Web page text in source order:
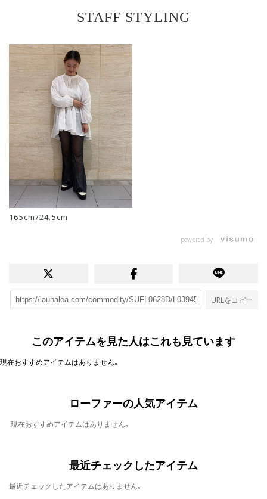
STAFF STYLING
165cm/24.5cm
powered by
URLをコピー
このアイテムを見た人はこれも見ています
現在おすすめアイテムはありません。
ローファーの人気アイテム
現在おすすめアイテムはありません。
最近チェックしたアイテム
最近チェックしたアイテムはありません。